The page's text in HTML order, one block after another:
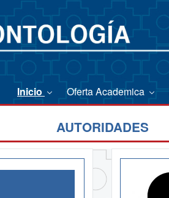
Inicio Oferta Academica
AUTORIDADES